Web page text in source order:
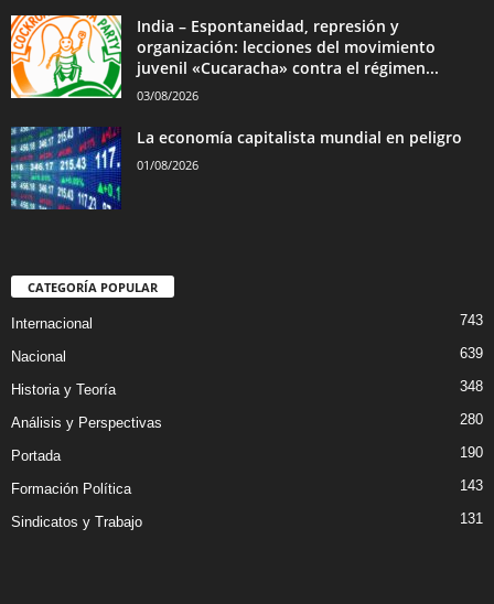
India – Espontaneidad, represión y
organización: lecciones del movimiento
juvenil «Cucaracha» contra el régimen...
03/08/2026
La economía capitalista mundial en peligro
01/08/2026
CATEGORÍA POPULAR
Internacional 743
Nacional 639
Historia y Teoría 348
Análisis y Perspectivas 280
Portada 190
Formación Política 143
Sindicatos y Trabajo 131